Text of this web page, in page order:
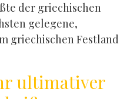
der griechischen
gelegene,
griechischen Festland
ultimativer